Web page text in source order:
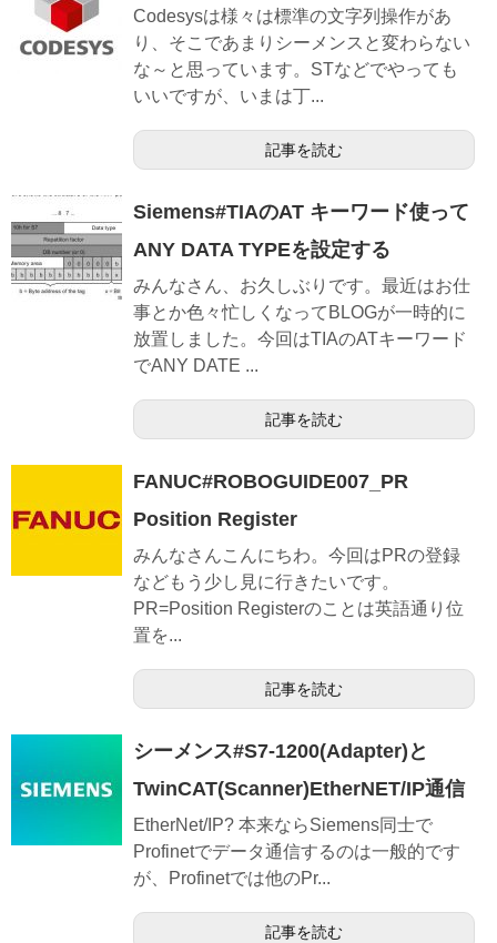
Codesysは様々は標準の文字列操作があ
り、そこであまりシーメンスと変わらない
な～と思っています。STなどでやっても
いいですが、いまは丁...
記事を読む
Siemens#TIAのAT キーワード使って
ANY DATA TYPEを設定する
みんなさん、お久しぶりです。最近はお仕
事とか色々忙しくなってBLOGが一時的に
放置しました。今回はTIAのATキーワード
でANY DATE ...
記事を読む
FANUC#ROBOGUIDE007_PR
Position Register
みんなさんこんにちわ。今回はPRの登録
などもう少し見に行きたいです。
PR=Position Registerのことは英語通り位
置を...
記事を読む
シーメンス#S7-1200(Adapter)と
TwinCAT(Scanner)EtherNET/IP通信
EtherNet/IP? 本来ならSiemens同士で
Profinetでデータ通信するのは一般的です
が、Profinetでは他のPr...
記事を読む